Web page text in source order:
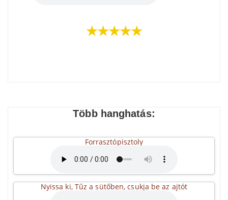
★★★★★
Több hanghatás:
Forrasztópisztoly
Nyissa ki, Tűz a sütőben, csukja be az ajtót